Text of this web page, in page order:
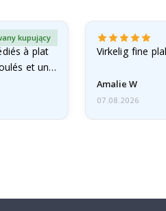
à plat
et un…
kupujący
Virkelig fine
Amalie W
07.08.2026